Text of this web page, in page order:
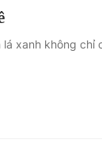
lá xanh không